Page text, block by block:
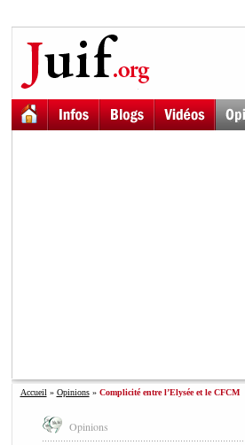
Accueil » Opinions» Complicité entre l’Elysée et le CFCM
Opinions